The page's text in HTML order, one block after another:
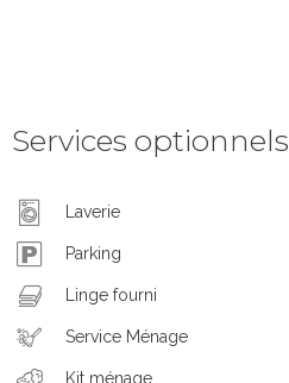
Services optionnels
Laverie
Parking
Linge fourni
Service Ménage
Kit ménage